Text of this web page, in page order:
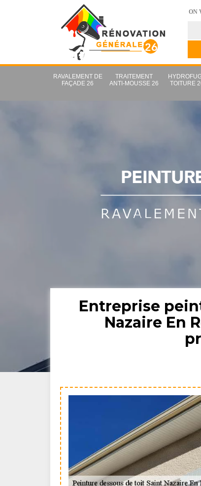
ON
RAVALEMENT DE
FAÇADE 26
TRAITEMENT
ANTI-MOUSSE 26
TOITURE
Entreprise
Nazaire En